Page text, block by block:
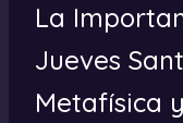
La
Jueves
Metafísica